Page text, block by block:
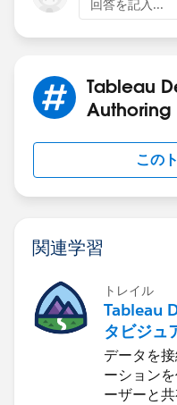
回答を記入...
Tableau
Authoring
この
関連学習
トレイル
Tableau
タビジュ
ンをはじ
データを
ーション
ーザーと共